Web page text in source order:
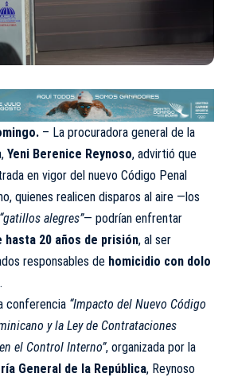
– La procuradora general de la
Yeni Berenice Reynoso, advirtió que
en vigor del nuevo Código Penal
quienes realicen disparos al aire —los
“gatillos alegres”— podrían enfrentar
hasta 20 años de prisión, al ser
responsables de homicidio con dolo
.
conferencia “Impacto del Nuevo Código
y la Ley de Contrataciones
el Control Interno”, organizada por la
General de la República, Reynoso